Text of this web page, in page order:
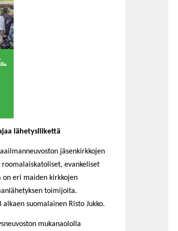
lähetysliikettä
jäsenkirkkojen
evankeliset
on eri maiden kirkkojen
toimijoita.
suomalainen Risto Jukko.
mukanaololla